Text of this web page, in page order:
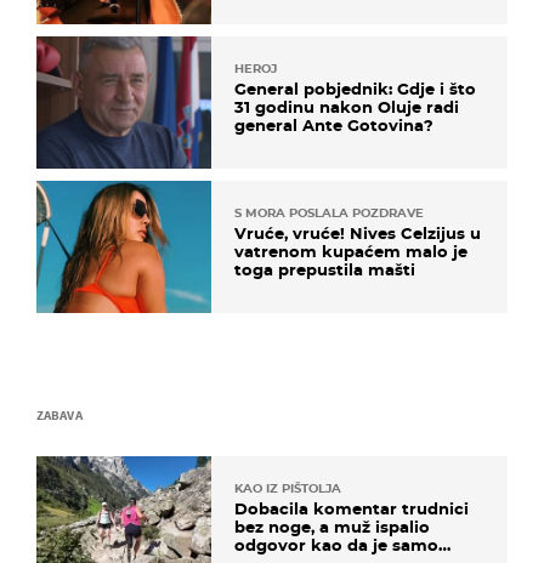
HEROJ
General pobjednik: Gdje i što
31 godinu nakon Oluje radi
general Ante Gotovina?
S MORA POSLALA POZDRAVE
Vruće, vruće! Nives Celzijus u
vatrenom kupaćem malo je
toga prepustila mašti
ZABAVA
KAO IZ PIŠTOLJA
Dobacila komentar trudnici
bez noge, a muž ispalio
odgovor kao da je samo